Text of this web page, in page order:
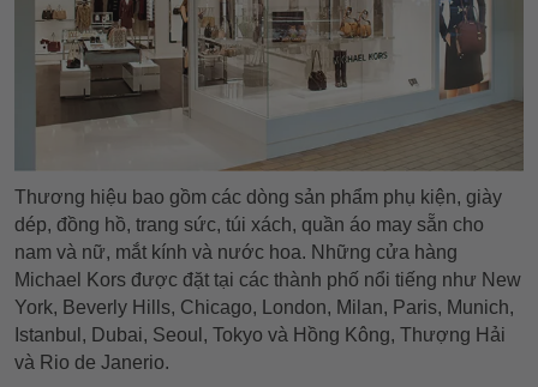
Thương hiệu bao gồm các dòng sản phẩm phụ kiện, giày
dép, đồng hồ, trang sức, túi xách, quần áo may sẵn cho
nam và nữ, mắt kính và nước hoa. Những cửa hàng
Michael Kors được đặt tại các thành phố nổi tiếng như New
York, Beverly Hills, Chicago, London, Milan, Paris, Munich,
Istanbul, Dubai, Seoul, Tokyo và Hồng Kông, Thượng Hải
và Rio de Janerio.